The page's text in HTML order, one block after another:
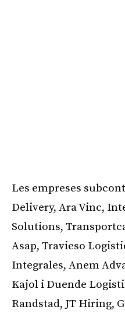
Les empreses
Delivery, Ara Vinc,
Solutions,
Asap, Travieso
Integrales, Anem
Kajol i Duende
Randstad, JT Hiring,